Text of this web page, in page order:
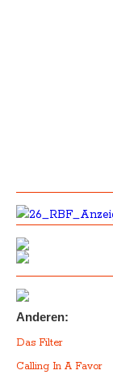
Anderen:
Das Filter
Calling In A Favor